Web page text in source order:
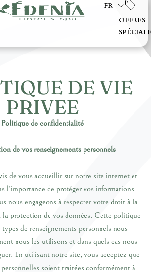
FR
OFFRES
DE VIE
PRIVEE
Politique de confidentialité
de vos renseignements personnels
de vous accueillir sur notre site internet et
l’importance de protéger vos informations
nous engageons à respecter votre droit à la
protection de vos données. Cette politique
de renseignements personnels nous
nous les utilisons et dans quels cas nous
En utilisant notre site, vous acceptez que
soient traitées conformément à